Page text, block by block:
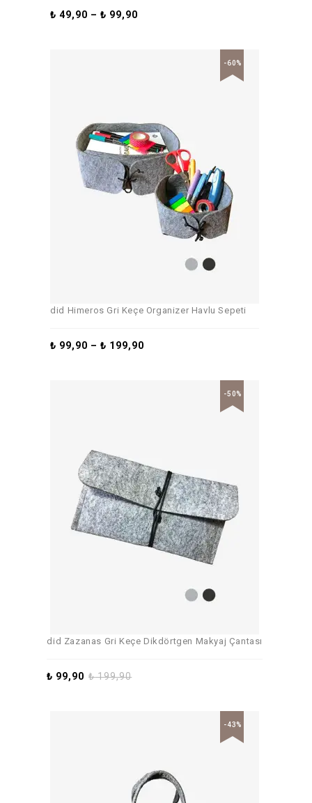
₺ 49,90 –₺ 99,90
-60%
did Himeros Gri Keçe Organizer Havlu Sepeti
₺ 99,90 –₺ 199,90
-50%
did Zazanas Gri Keçe Dikdörtgen Makyaj Çantası
₺199,90
₺ 99,90
-43%